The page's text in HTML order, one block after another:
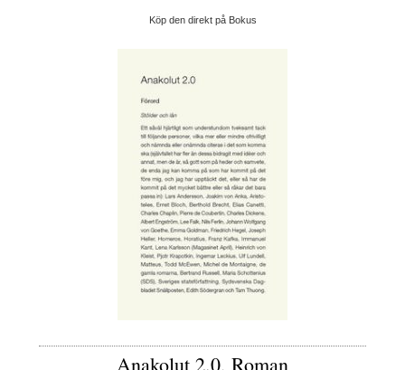
Köp den direkt på Bokus
Anakolut 2.0, Roman